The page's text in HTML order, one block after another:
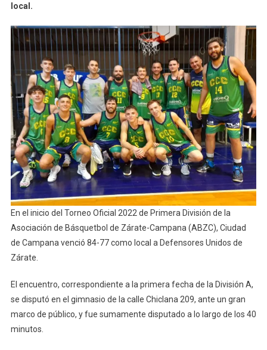
CADU
En
El
Inicio
Del
Torneo
Oficial
De
La
ABZC
local.
En el inicio del Torneo Oficial 2022 de Primera División de la
Asociación de Básquetbol de Zárate-Campana (ABZC), Ciudad
de Campana venció 84-77 como local a Defensores Unidos de
Zárate.
El encuentro, correspondiente a la primera fecha de la División A,
se disputó en el gimnasio de la calle Chiclana 209, ante un gran
marco de público, y fue sumamente disputado a lo largo de los 40
minutos.